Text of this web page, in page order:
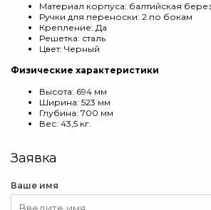
Материал корпуса: балтийская
Ручки для переноски: 2 по бокам
Крепление: Да
Решетка: сталь
Цвет: Черный
Физические характеристики
Высота: 694 мм
Ширина: 523 мм
Глубина: 700 мм
Вес: 43,5 кг.
Заявка
Ваше имя